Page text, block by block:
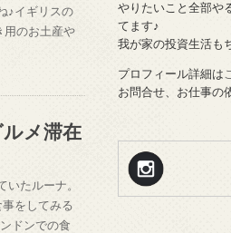
♪イギリスの
用のお土産や
メ滞在
いたルーナ。
をしてみる
ドンでの食
やりたいこと全部や
てます♪
我が家の投資生活も
プロフィール詳細は
お問合せ、お仕事の